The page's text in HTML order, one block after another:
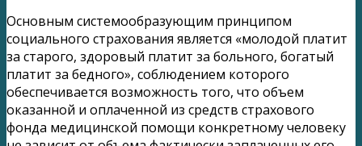
Основным системообразующим принципом
социального страхования является «молодой платит
за старого, здоровый платит за больного, богатый
платит за бедного», соблюдением которого
обеспечивается возможность того, что объем
оказанной и оплаченной из средств страхового
фонда медицинской помощи конкретному человеку